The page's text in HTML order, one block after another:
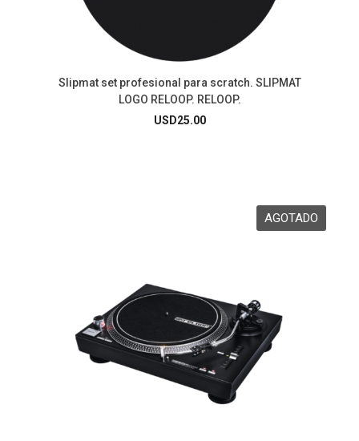
Slipmat set profesional para scratch. SLIPMAT
LOGO RELOOP. RELOOP.
USD25.00